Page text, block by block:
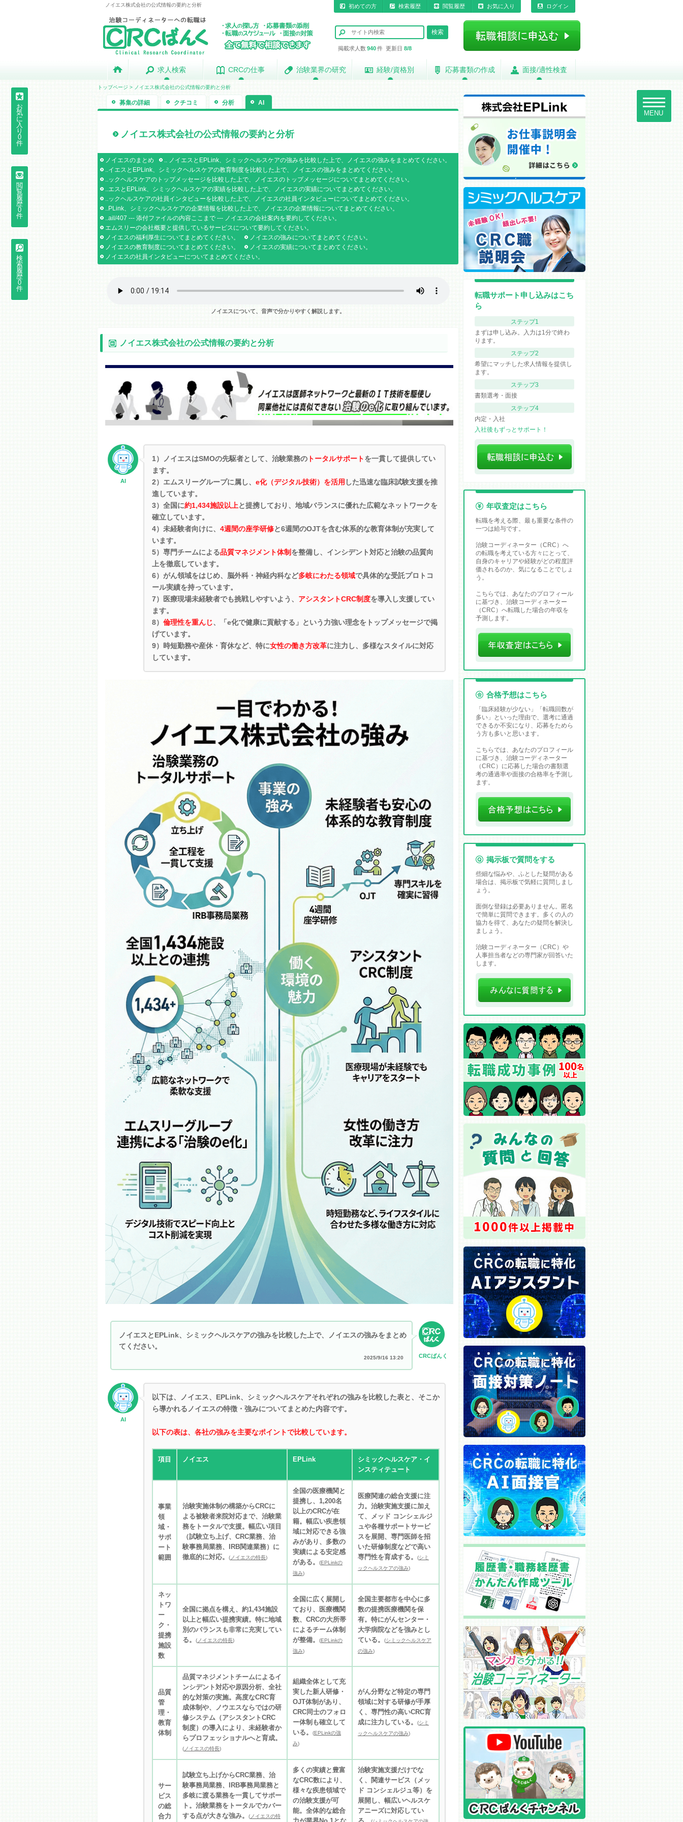
ノイエス株式会社の公式情報の要約と分析 ログイン
初めての方 検索履歴 閲覧履歴 お気に入り
掲載求人数940 件 更新日 8/8
求人検索
求人検索 CRCの仕事
CRCの仕事 治験業界の研究
治験業界の研究 経験/資格別
経験/資格別 応募書類の作成
応募書類の作成 面接/適性検査
面接/適性検査
トップページ > ノイエス株式会社の公式情報の要約と分析
募集の詳細 クチコミ 分析 AI
ノイエス株式会社の公式情報の要約と分析
ノイエスのまとめ
.. ノイエスとEPLink、シミックヘルスケアの強みを比較した上で、ノイエスの強みをまとめてください。
..イエスとEPLink、シミックヘルスケアの教育制度を比較した上で、ノイエスの強みをまとめてください。
..ックヘルスケアのトップメッセージを比較した上で、ノイエスのトップメッセージについてまとめてください。
..エスとEPLink、シミックヘルスケアの実績を比較した上で、ノイエスの実績についてまとめてください。
..ックヘルスケアの社員インタビューを比較した上で、ノイエスの社員インタビューについてまとめてください。
..PLink、シミックヘルスケアの企業情報を比較した上で、ノイエスの企業情報についてまとめてください。
..ail/407 --- 添付ファイルの内容ここまで --- ノイエスの会社案内を要約してください。
エムスリーの会社概要と提供しているサービスについて要約してください。
ノイエスの福利厚生についてまとめてください。
ノイエスの強みについてまとめてください。
ノイエスの教育制度についてまとめてください。
ノイエスの実績についてまとめてください。
ノイエスの社員インタビューについてまとめてください。
ノイエスについて、音声で分かりやすく解説します。
ノイエス株式会社の公式情報の要約と分析
AI
1）ノイエスはSMOの先駆者として、治験業務の トータルサポートを一貫して提供してい
ます。
2）エムスリーグループに属し、 e化（デジタル技術）を活用 した迅速な臨床試験支援を推
進しています。
3）全国に約1,434施設以上と提携しており、地域バランスに優れた広範なネットワークを
確立しています。
4）未経験者向けに、 4週間の座学研修と6週間のOJTを含む体系的な教育体制が充実して
います。
5）専門チームによる品質マネジメント体制 を整備し、インシデント対応と治験の品質向
上を徹底しています。
6）がん領域をはじめ、脳外科・神経内科など多岐にわたる領域で具体的な受託プロトコ
ール実績を持っています。
7）医療現場未経験者でも挑戦しやすいよう、 アシスタントCRC制度を導入し支援してい
ます。
8） 倫理性を重んじ、「e化で健康に貢献する」という力強い理念をトップメッセージで掲
げています。
9）時短勤務や産休・育休など、特に女性の働き方改革に注力し、多様なスタイルに対応
しています。
CRCばんく
ノイエスとEPLink、シミックヘルスケアの強みを比較した上で、ノイエスの強みをまとめ
てください。
2025/9/16 13:20
AI
以下は、ノイエス、EPLink、シミックヘルスケアそれぞれの強みを比較した表と、そこか
ら導かれるノイエスの特徴・強みについてまとめた内容です。
以下の表は、各社の強みを主要なポイントで比較しています。
項目 ノイエス EPLink
シミックヘルスケア・イ
ンスティテュート
事業
領
域・
サポ
ート
範囲
治験実施体制の構築からCRCに
よる被験者来院対応まで、治験業
務をトータルで支援。幅広い項目
（試験立ち上げ、CRC業務、治
験事務局業務、IRB関連業務）に
徹底的に対応。
(ノイエスの特長)
全国の医療機関と
提携し、1,200名
以上のCRCが在
籍。幅広い疾患領
域に対応できる強
みがあり、多数の
実績による安定感
がある。
(EPLinkの
強み)
医療関連の総合支援に注
力。治験実施支援に加え
て、メッド コンシェルジ
ュや各種サポートサービ
スを展開、専門医師を招
いた研修制度などで高い
専門性を育成する。
(シミ
ックヘルスケアの強み)
ネッ
トワ
ー
ク・
提携
施設
数
全国に拠点を構え、約1,434施設
以上と幅広い提携実績。特に地域
別のバランスも非常に充実してい
る。
(ノイエスの特長)
全国に広く展開し
ており、医療機関
数、CRCの大所帯
によるチーム体制
が整備。
(EPLinkの
強み)
全国主要都市を中心に多
数の提携医療機関を保
有。特にがんセンター・
大学病院などを強みとし
ている。
(シミックヘルスケア
の強み)
品質
管
理・
教育
体制
品質マネジメントチームによるイ
ンシデント対応や原因分析、全社
的な対策の実施。高度なCRC育
成体制や、ノウエスならではの研
修システム（アシスタントCRC
制度）の導入により、未経験者か
らプロフェッショナルへと育成。
(ノイエスの特長)
組織全体として充
実した新人研修・
OJT体制があり、
CRC同士のフォロ
ー体制も確立して
いる。
(EPLinkの強
み)
がん分野など特定の専門
領域に対する研修が手厚
く、専門性の高いCRC育
成に注力している。
(シミ
ックヘルスケアの強み)
サー
ビス
の総
合力
試験立ち上げからCRC業務、治
験事務局業務、IRB事務局業務と
多岐に渡る業務を一貫してサポー
ト。治験業務をトータルでカバー
する点が大きな強み。
(ノイエスの特
多くの実績と豊富
なCRC数により、
様々な疾患領域で
の治験支援が可
能。全体的な総合
治験実施支援だけでな
く、関連サービス（メッ
ド コンシェルジュ等）を
展開し、幅広いヘルスケ
アニーズに対応してい
転職サポート申し込みはこち
ら
ステップ1
まずは申し込み。入力は1分で終わ
ります。
ステップ2
希望にマッチした求人情報を提供し
ます。
ステップ3
書類選考・面接
ステップ4
内定・入社
入社後もずっとサポート！
年収査定はこちら
転職を考える際、最も重要な条件の
一つは給与です。
治験コーディネーター（CRC）へ
の転職を考えている方々にとって、
自身のキャリアや経験がどの程度評
価されるのか、気になることでしょ
う。
こちらでは、あなたのプロフィール
に基づき、治験コーディネーター
（CRC）へ転職した場合の年収を
予測します。
合格予想はこちら
「臨床経験が少ない」「転職回数が
多い」といった理由で、選考に通過
できるか不安になり、応募をためら
う方も多いと思います。
こちらでは、あなたのプロフィール
に基づき、治験コーディネーター
（CRC）に応募した場合の書類選
考の通過率や面接の合格率を予測し
ます。
掲示板で質問をする
些細な悩みや、ふとした疑問がある
場合は、掲示板で気軽に質問しまし
ょう。
面倒な登録は必要ありません。匿名
で簡単に質問できます。多くの人の
協力を得て、あなたの疑問を解決し
ましょう。
治験コーディネーター（CRC）や
人事担当者などの専門家が回答いた
します。
お
気
に
入
り
0
件
閲
覧
履
歴
0
件
検
索
履
歴
0
件
toggle
navigation
MENU